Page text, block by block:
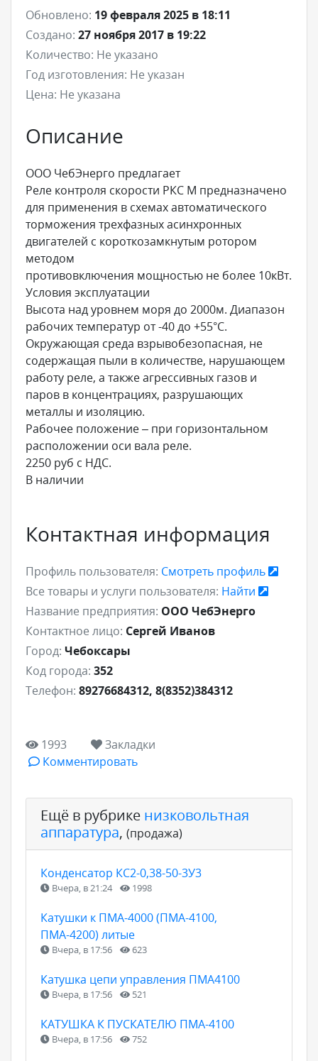
Обновлено: 19 февраля 2025 в 18:11
Создано: 27 ноября 2017 в 19:22
Количество: Не указано
Год изготовления: Не указан
Цена: Не указана
Описание
ООО ЧебЭнерго предлагает
Реле контроля скорости РКС М предназначено
для применения в схемах автоматического
торможения трехфазных асинхронных
двигателей с короткозамкнутым ротором
методом
противовключения мощностью не более 10кВт.
Условия эксплуатации
Высота над уровнем моря до 2000м. Диапазон
рабочих температур от -40 до +55°С.
Окружающая среда взрывобезопасная, не
содержащая пыли в количестве, нарушающем
работу реле, а также агрессивных газов и
паров в концентрациях, разрушающих
металлы и изоляцию.
Рабочее положение – при горизонтальном
расположении оси вала реле.
2250 руб с НДС.
В наличии
Контактная информация
Профиль пользователя: Смотреть профиль
Все товары и услуги пользователя: Найти
Название предприятия: ООО ЧебЭнерго
Контактное лицо: Сергей Иванов
Город: Чебоксары
Код города: 352
Телефон: 89276684312, 8(8352)384312
1993
Закладки
Комментировать
Ещё в рубрике низковольтная
аппаратура, (продажа)
Конденсатор КС2-0,38-50-3У3
Вчера, в 21:24 1998
Катушки к ПМА-4000 (ПМА-4100,
ПМА-4200) литые
Вчера, в 17:56 623
Катушка цепи управления ПМА4100
Вчера, в 17:56 521
КАТУШКА К ПУСКАТЕЛЮ ПМА-4100
Вчера, в 17:56 752